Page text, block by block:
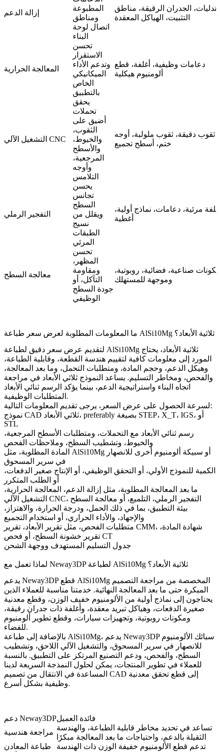
إزالة الدعم
المطبوعة
ومناطق
اتصال لوحة
البناء
الجدران الرقيقة، مناطق
التثبيت، الهياكل المعقدة
المعالجة الحرارية
تحسن
الاستقرار
وتدعم الأداء
الميكانيكي
الخاص
بالتطبيق
دعامات وظيفية، أغلفة، قطع
ألومنيوم هيكلية
التشغيل الآلي CNC
يحقق
تحملات
أضيق على
الثقوب،
والخيوط،
والأسطح
المرجعية،
وأوجه
التلامس
ثقوب دقيقة، ثقوب ملولبة، أوجه
ختم، أسطح تجميع
التفجير الرملي
يحسن
تجانس
السطح
ويقلل من
نسيج
الطبقات
المرئي
مرئية، دعامات، نماذج أولية،
أغطية
معالجة السطح
تحسن
المظهر،
ومقاومة
التآكل، أو
جودة السطح
الوظيفي
مكونات صناعية، فضائية، روبوتية،
وموجهة للمستهلك
ما المعلومات المطلوبة لعرض سعر طباعة AlSi10Mg ثلاثية الأبعاد؟
لتقديم عرض سعر دقيق لطباعة AlSi10Mg ثلاثية الأبعاد، يحتاج
المورد إلى معلومات كافية لتقييم هندسة القطعة، وقابلية الطباعة،
وهيكل الدعم، وحجم المادة، ومتطلبات التحمل، وما بعد المعالجة،
والفحص، ومخاطر التسليم. يساعد النموذج ثلاثي الأبعاد في مراجعة
اتجاه البناء واستراتيجية الدعم، بينما يؤكد الرسم ثنائي الأبعاد
المتطلبات الوظيفية.
لسرعة الحصول على عرض السعر، يرجى تقديم المعلومات التالية:
نموذج CAD ثلاثي الأبعاد، preferably بصيغة STEP، X_T، IGS، أو
STL
رسم ثنائي الأبعاد مع التحملات، ومتطلبات الأسطح المرجعية،
والخيوط، وتشطيب السطح، وملاحظات الفحص
المادة المطلوبة، مثل AlSi10Mg أو سبيكة ألومنيوم أخرى للانصهار
في سرير المسحوق
الكمية للنموذج الأولي، أو التحقق الوظيفي، أو الإنتاج صغير الدفعات،
أو الطلب المتكرر
ما بعد المعالجة المطلوبة، مثل إزالة الدعم، المعالجة الحرارية،
التشغيل الآلي CNC، التفجير الرملي، التلميع، أو معالجة السطح
بيئة التطبيق، بما في ذلك الحمل، ودرجة الحرارة، والاهتزاز،
والإجهاد، والأداء الحراري، أو استخدام التجميع
متطلبات الفحص، مثل تقرير الأبعاد، تقرير CMM، شهادة المادة،
تقرير خشونة السطح، أو فحص CT
جدول التسليم المستهدف ووجهة الشحن
لماذا تعمل مع Neway3DP لطباعة AlSi10Mg ثلاثية الأبعاد؟
يدعم Neway3DP قطع AlSi10Mg المخصصة من مراجعة التصميم
المبكرة حتى ما بعد المعالجة النهائية. خدمتنا مناسبة للعملاء الذين
يحتاجون إلى نماذج أولية من الألومنيوم خفيف الوزن، وقطع معدنية
صغيرة الدفعات، وهياكل تبريد معقدة، وأغلفة ذات جدران رقيقة،
ومكونات روبوتية، وتجهيزات سيارات، وقطع تطوير ألومنيوم
للفضاء.
بالإضافة إلى طباعة AlSi10Mg، يدعم Neway3DP سبائك الألومنيوم
للانصهار في سرير المسحوق، والتشغيل الآلي اللاحق، وتشطيب
السطح، والفحص، ودعم التصنيع المرتكز على التطبيق. بالنسبة
للعملاء في تطوير المنتجات، يمكن لحلول النمذجة السريعة لدينا
المساعدة في الانتقال من تصميم CAD إلى قطع تحقق معدنية
وظيفية بشكل أسرع.
دعم Neway3DPفائدة العميل
مراجعة هندسية
تساعد في تحديد مخاطر قابلية الطباعة، والهندسة
الثقيلة بالدعم، واحتياجات ما بعد المعالجة مبكرًا
طباعة المعادن
تدعم قطع الألومنيوم خفيفة الوزن ذات الهندسة